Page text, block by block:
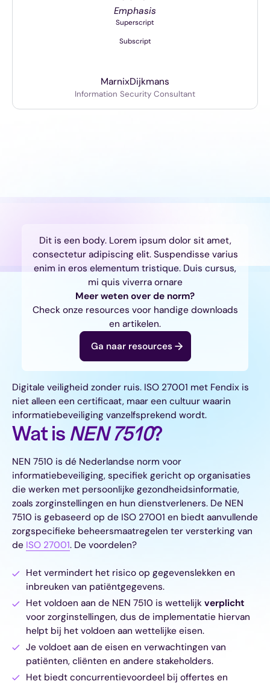
Emphasis
Superscript
Subscript
MarnixDijkmans
Information Security Consultant
Dit is een body. Lorem ipsum dolor sit amet,
consectetur adipiscing elit. Suspendisse varius
enim in eros elementum tristique. Duis cursus,
mi quis viverra ornare
Meer weten over de norm?
Check onze resources voor handige downloads
en artikelen.
Ga naar resources
Digitale veiligheid zonder ruis. ISO 27001 met Fendix is
niet alleen een certificaat, maar een cultuur waarin
informatiebeveiliging vanzelfsprekend wordt.
Wat is NEN 7510?
NEN 7510 is dé Nederlandse norm voor
informatiebeveiliging, specifiek gericht op organisaties
die werken met persoonlijke gezondheidsinformatie,
zoals zorginstellingen en hun dienstverleners. De NEN
7510 is gebaseerd op de ISO 27001 en biedt aanvullende
zorgspecifieke beheersmaatregelen ter versterking van
de ISO 27001. De voordelen?
Het vermindert het risico op gegevenslekken en
inbreuken van patiëntgegevens.
Het voldoen aan de NEN 7510 is wettelijkverplicht
voor zorginstellingen, dus de implementatie hiervan
helpt bij het voldoen aan wettelijke eisen.
Je voldoet aan de eisen en verwachtingen van
patiënten, cliënten en andere stakeholders.
Het biedt concurrentievoordeel bij offertes en